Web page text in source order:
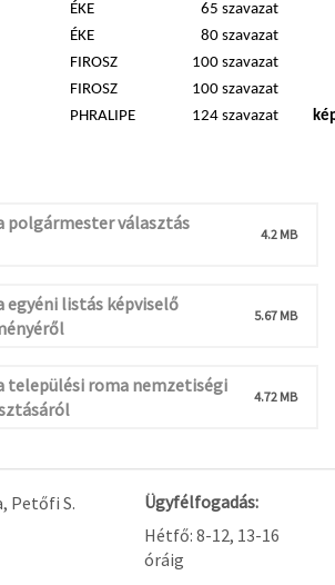
ÉKE
65 szavazat
ÉKE
80 szavazat
FIROSZ
100 szavazat
FIROSZ
100 szavazat
PHRALIPE 124 szavazat
polgármester választás
4.2 MB
egyéni listás képviselő
5.67 MB
települési roma nemzetiségi
4.72 MB
Petőfi S.
Ügyfélfogadás:
Hétfő: 8-12, 13-16
óráig